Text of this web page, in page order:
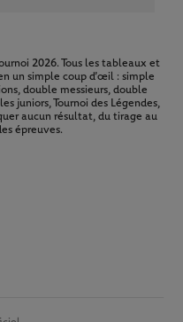
2026. Tous les tableaux et
un simple coup d’œil : simple
double messieurs, double
juniors, Tournoi des Légendes,
aucun résultat, du tirage au
épreuves.